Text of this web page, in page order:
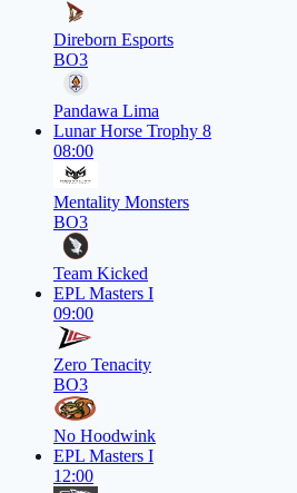
Direborn Esports
BO3
Pandawa Lima
Lunar Horse Trophy 8
08:00
Mentality Monsters
BO3
Team Kicked
EPL Masters I
09:00
Zero Tenacity
BO3
No Hoodwink
EPL Masters I
12:00